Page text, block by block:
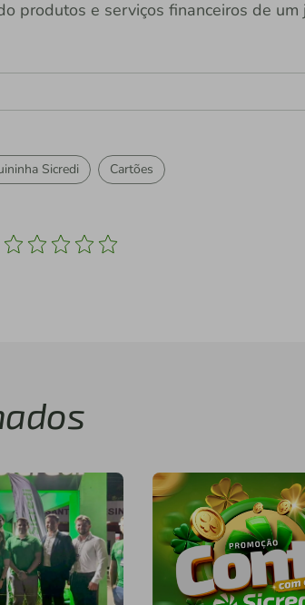
produtos e serviços financeiros de
Sicredi Cartões